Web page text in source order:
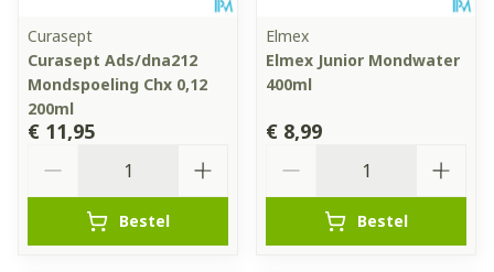
Curasept
Curasept Ads/dna212
Mondspoeling Chx 0,12
200ml
€ 11,95
Bestel
Elmex
Elmex Junior Mondwater
400ml
€ 8,99
Bestel